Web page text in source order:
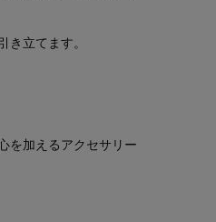
立てます。
を加えるアクセサリー